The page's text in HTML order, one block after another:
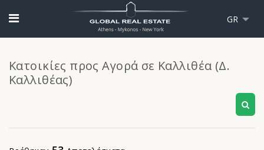
GR
Κατοικίες προς Αγορά σε Καλλιθέα (Δ.
Καλλιθέας)